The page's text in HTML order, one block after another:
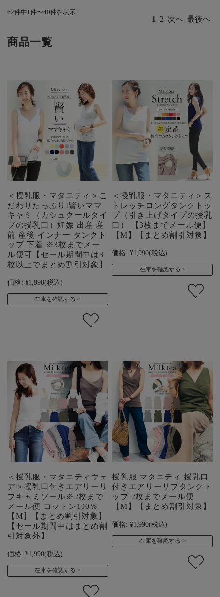
62件中1件〜40件を表示
1 2 次へ 最後へ
商品一覧
＜授乳服・マタニティ＞こ
だわりたっぷり!賢いママ
キャミ（カシュクールタイ
プの授乳口）妊娠 出産 産
前 産後 インナー タンクト
ップ 下着 ※3枚までメー
ル便可【セール期間中は3
枚以上でまとめ割引対象】
価格: ¥1,990(税込)
在庫を確認する
＜授乳服・マタニティ＞ス
トレッチロングタンクトッ
プ（引き上げタイプの授乳
口） 【3枚までメール便】
【M】【まとめ割引対象】
価格: ¥1,990(税込)
在庫を確認する
＜授乳服・マタニティウェ
ア＞授乳口付きエアリーリ
ブキャミソール※2枚まで
メール便 コットン100％
【M】【まとめ割引対象】
【セール期間中はまとめ割
引対象外】
価格: ¥1,990(税込)
在庫を確認する
授乳服 マタニティ 授乳口
付きエアリーリブタンクト
ップ 2枚までメール便
【M】【まとめ割引対象】
価格: ¥1,990(税込)
在庫を確認する